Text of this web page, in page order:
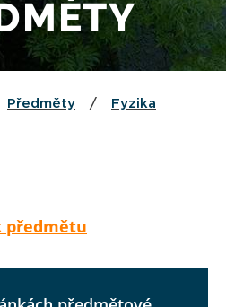
Předměty / Fyzika
předmětu